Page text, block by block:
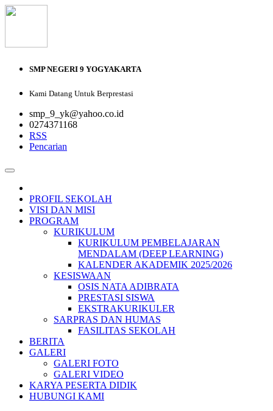
SMP NEGERI 9 YOGYAKARTA
Kami Datang Untuk Berprestasi
smp_9_yk@yahoo.co.id
0274371168
RSS
Pencarian
PROFIL SEKOLAH
VISI DAN MISI
PROGRAM
KURIKULUM
KURIKULUM PEMBELAJARAN
MENDALAM (DEEP LEARNING)
KALENDER AKADEMIK 2025/2026
KESISWAAN
OSIS NATA ADIBRATA
PRESTASI SISWA
EKSTRAKURIKULER
SARPRAS DAN HUMAS
FASILITAS SEKOLAH
BERITA
GALERI
GALERI FOTO
GALERI VIDEO
KARYA PESERTA DIDIK
HUBUNGI KAMI